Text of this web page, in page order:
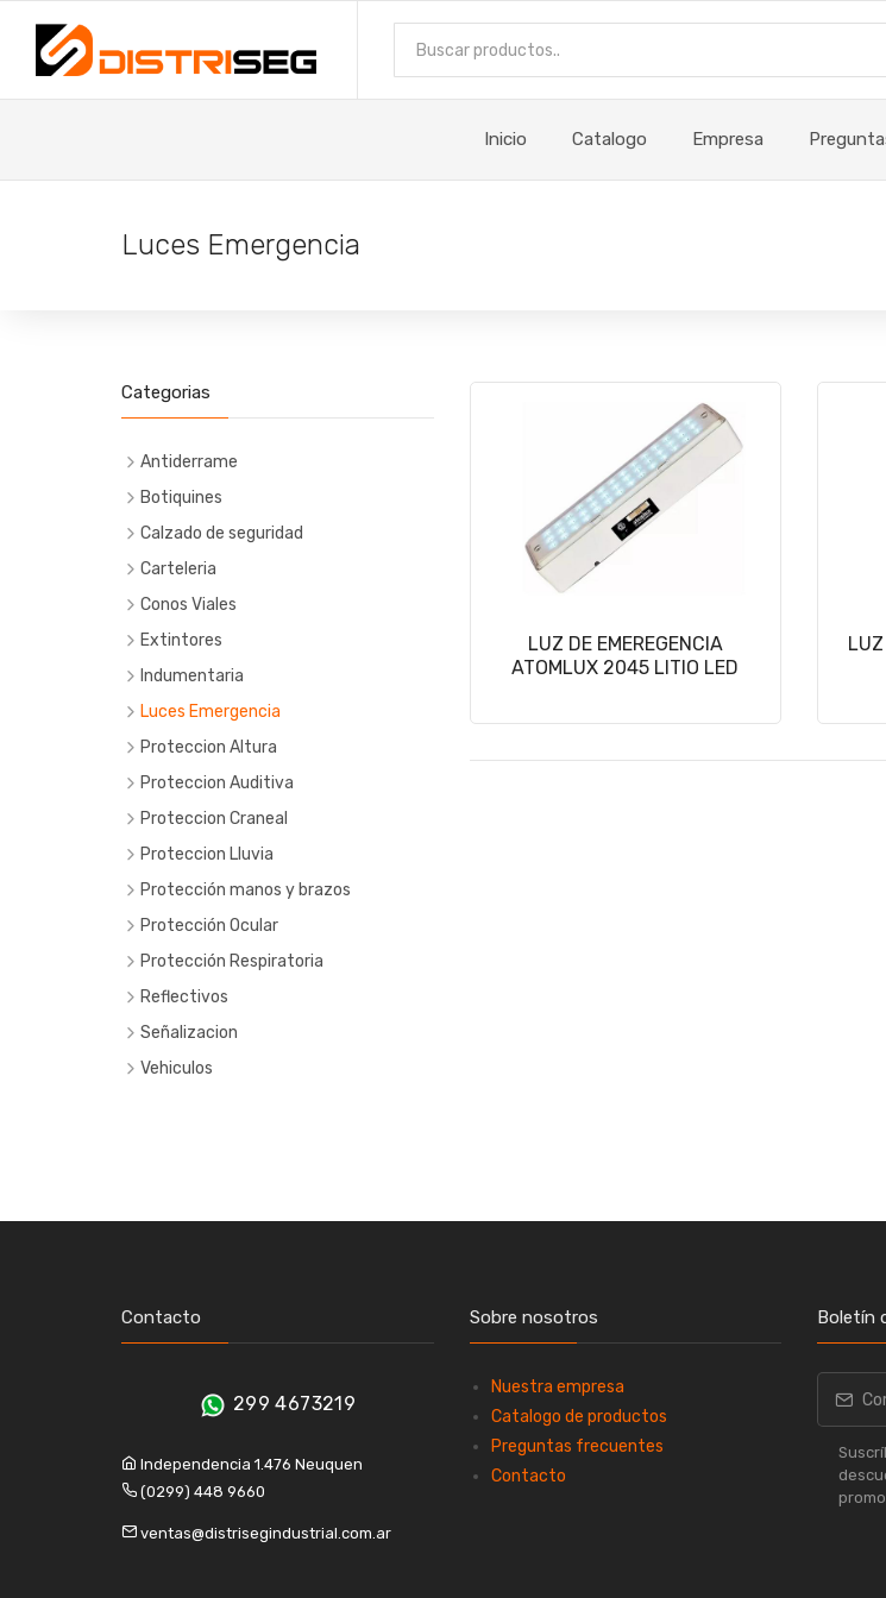
Inicio Catalogo Empresa
Luces Emergencia
LUZ DE EMEREGENCIA
ATOMLUX 2045 LITIO LED
Categorias
Antiderrame
Botiquines
Calzado de seguridad
Accesorios
Botas de cuero
Botas de pvc
Botines
Zapatillas/zapatos
Carteleria
22 x 28
40 x 45
50 X 70
Conos Viales
Extintores
Indumentaria
Buzos
Camisas
Camperas
Chalecos
Chombas
Descarne
Gorras
Mamelucos
Pantalones
Remeras
Varios
Luces Emergencia
Proteccion Altura
Arneses
Cabos
Eslingas
Proteccion Auditiva
Casco
Endourales
Vincha
Proteccion Craneal
Proteccion Lluvia
Protección manos y brazos
Accesorios
Guantes descarne
Guantes latex/PVC
Guantes nitrilo
Guantes PU
Protección Ocular
Antiparras
Faciales
Lentes
Protección Respiratoria
Cartuchos y filtros
Protección Descartable
Protección Reutilizable
Reflectivos
Señalizacion
Vehiculos
Contacto
299 4673219
Independencia 1.476 Neuquen
(0299) 448 9660
ventas@distrisegindustrial.com.ar
Sobre nosotros
Nuestra empresa
Catalogo de productos
Preguntas frecuentes
Contacto
Boletín